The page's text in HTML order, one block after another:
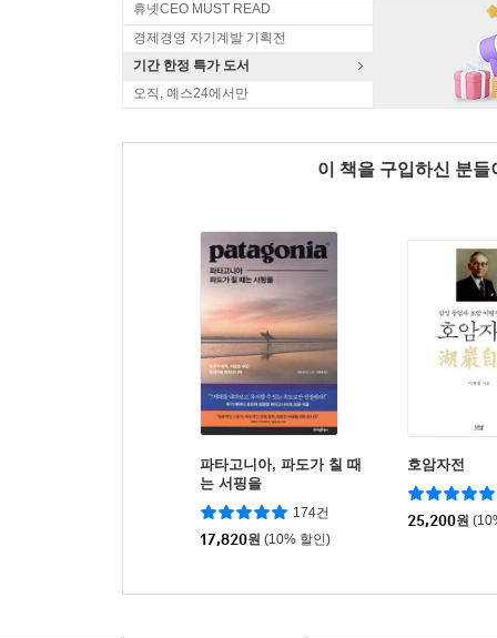
휴넷CEO MUST READ
경제경영 자기계발 기획전
기간 한정 특가 도서
오직, 예스24에서만
이 책을 구입하신 분
파타고니아, 파도가 칠 때
는 서핑을
174건
17,820원 (10% 할인)
호암자전
25,200원